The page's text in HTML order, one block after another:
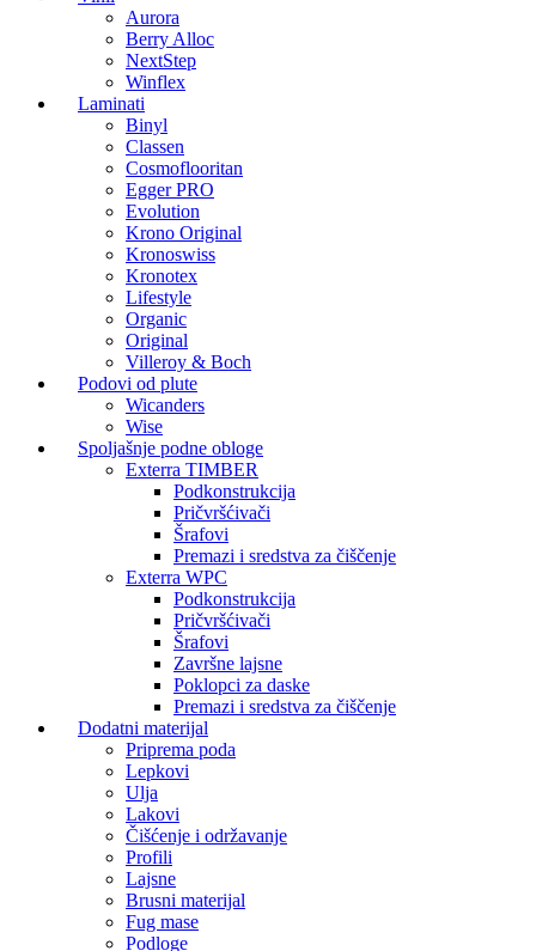
Aurora
Berry Alloc
NextStep
Winflex
Laminati
Binyl
Classen
Cosmoflooritan
Egger PRO
Evolution
Krono Original
Kronoswiss
Kronotex
Lifestyle
Organic
Original
Villeroy & Boch
Podovi od plute
Wicanders
Wise
Spoljašnje podne obloge
Exterra TIMBER
Podkonstrukcija
Pričvršćivači
Šrafovi
Premazi i sredstva za čiščenje
Exterra WPC
Podkonstrukcija
Pričvršćivači
Šrafovi
Završne lajsne
Poklopci za daske
Premazi i sredstva za čiščenje
Dodatni materijal
Priprema poda
Lepkovi
Ulja
Lakovi
Čišćenje i održavanje
Profili
Lajsne
Brusni materijal
Fug mase
Podloge